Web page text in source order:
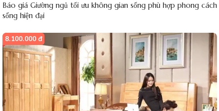
Báo giá Giường ngủ tối ưu không gian sống phù hợp phong cách
sống hiện đại
8.100.000 đ